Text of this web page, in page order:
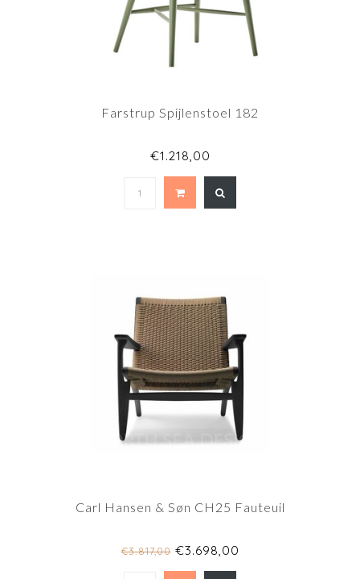
Farstrup Spijlenstoel 182
€1.218,00
Carl Hansen & Søn CH25 Fauteuil
€3.817,00€3.698,00